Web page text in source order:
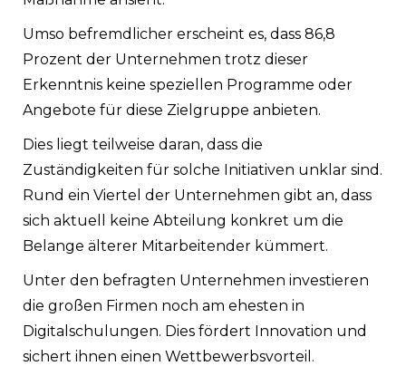
Umso befremdlicher erscheint es, dass 86,8
Prozent der Unternehmen trotz dieser
Erkenntnis keine speziellen Programme oder
Angebote für diese Zielgruppe anbieten.
Dies liegt teilweise daran, dass die
Zuständigkeiten für solche Initiativen unklar sind.
Rund ein Viertel der Unternehmen gibt an, dass
sich aktuell keine Abteilung konkret um die
Belange älterer Mitarbeitender kümmert.
Unter den befragten Unternehmen investieren
die großen Firmen noch am ehesten in
Digitalschulungen. Dies fördert Innovation und
sichert ihnen einen Wettbewerbsvorteil.